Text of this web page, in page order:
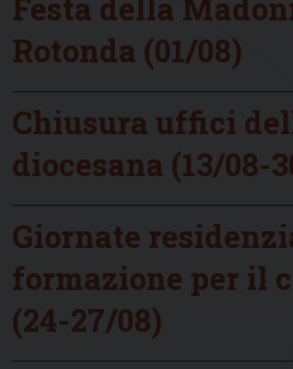
Festa della
Rotonda (01/08)
Chiusura uffici
diocesana (13/08-
Giornate
formazione per il
(24-27/08)